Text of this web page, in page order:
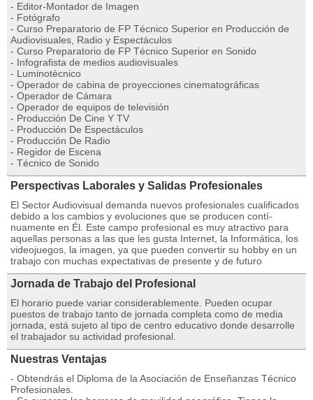
- Editor-Montador de Imagen
- Fotógrafo
- Curso Preparatorio de FP Técnico Superior en Producción de
Audiovisuales, Radio y Espectáculos
- Curso Preparatorio de FP Técnico Superior en Sonido
- Infografista de medios audiovisuales
- Luminotécnico
- Operador de cabina de proyecciones cinematográficas
- Operador de Cámara
- Operador de equipos de televisión
- Producción De Cine Y TV
- Producción De Espectáculos
- Producción De Radio
- Regidor de Escena
- Técnico de Sonido
Perspectivas Laborales y Salidas Profesionales
El Sector Audiovisual demanda nuevos profesionales cualificados
debido a los cambios y evoluciones que se producen contí­
nuamente en Él. Este campo profesional es muy atractivo para
aquellas personas a las que les gusta Internet, la Informática, los
videojuegos, la imagen, ya que pueden convertir su hobby en un
trabajo con muchas expectativas de presente y de futuro
Jornada de Trabajo del Profesional
El horario puede variar considerablemente. Pueden ocupar
puestos de trabajo tanto de jornada completa como de media
jornada, está sujeto al tipo de centro educativo donde desarrolle
el trabajador su actividad profesional.
Nuestras Ventajas
- Obtendrás el Diploma de la Asociación de Enseñanzas Técnico
Profesionales.